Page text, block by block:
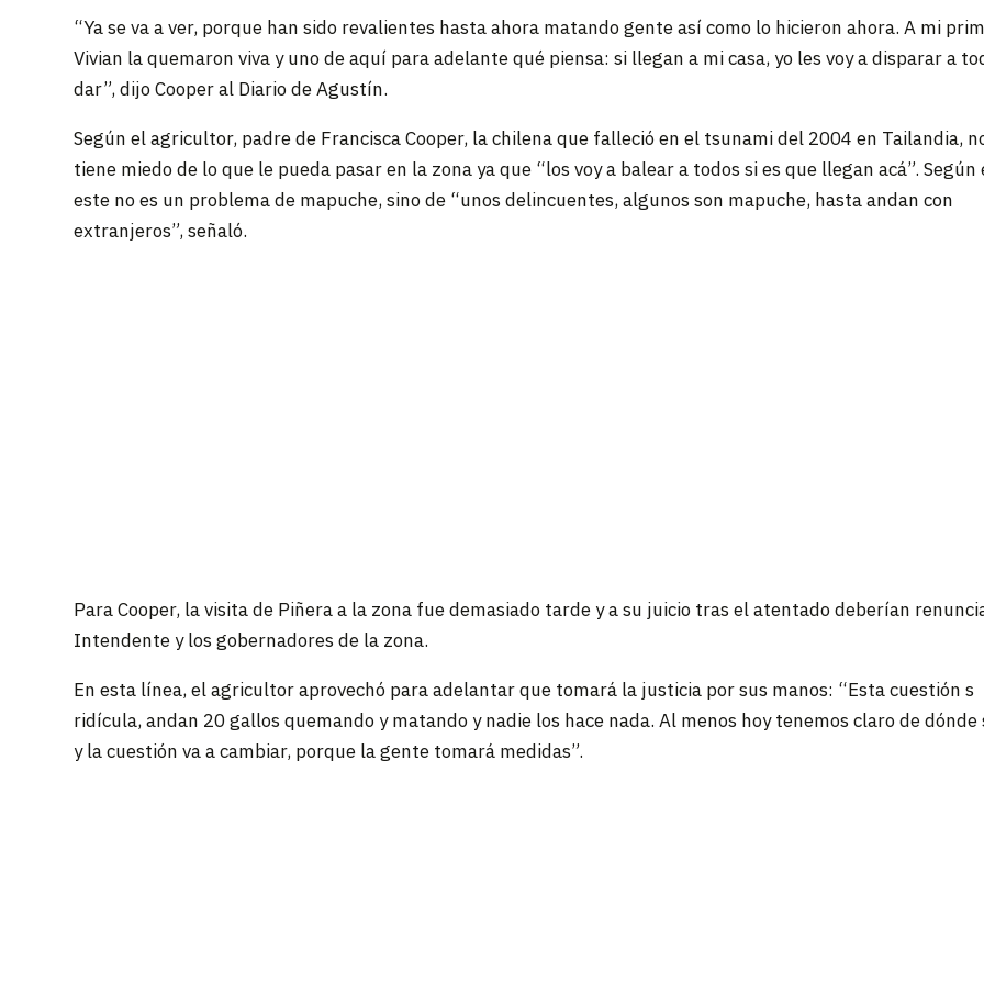
“Ya se va a ver, porque han sido revalientes hasta ahora matando gente así como lo hicieron ahora. A mi
Vivian la quemaron viva y uno de aquí para adelante qué piensa: si llegan a mi casa, yo les voy a disparar a
dar”, dijo Cooper al Diario de Agustín.
Según el agricultor, padre de Francisca Cooper, la chilena que falleció en el tsunami del 2004 en Tailandia,
tiene miedo de lo que le pueda pasar en la zona ya que “los voy a balear a todos si es que llegan acá”. Según
este no es un problema de mapuche, sino de “unos delincuentes, algunos son mapuche, hasta andan con
extranjeros”, señaló.
Para Cooper, la visita de Piñera a la zona fue demasiado tarde y a su juicio tras el atentado deberían
Intendente y los gobernadores de la zona.
En esta línea, el agricultor aprovechó para adelantar que tomará la justicia por sus manos: “Esta cuestión s
ridícula, andan 20 gallos quemando y matando y nadie los hace nada. Al menos hoy tenemos claro de dónde
y la cuestión va a cambiar, porque la gente tomará medidas”.